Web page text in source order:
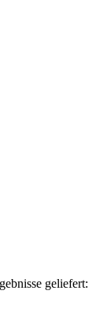
geliefert: